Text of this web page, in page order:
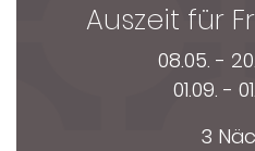
Auszeit für
08.05. -
01.09. -
3